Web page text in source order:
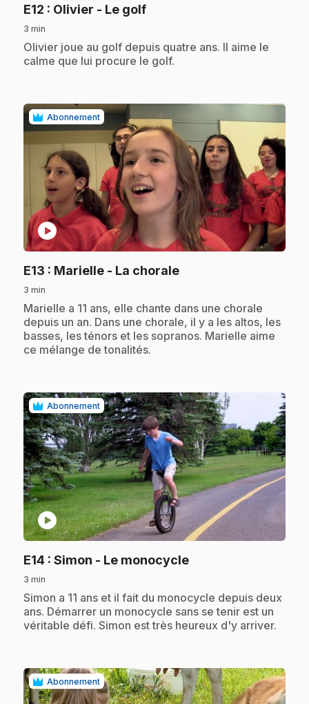
E12 : Olivier - Le golf.
3 min
.Olivier joue au golf depuis quatre ans. Il aime le
calme que lui procure le golf.
Abonnement
play_circle
E13 : Marielle - La chorale.
3 min
.Marielle a 11 ans, elle chante dans une chorale
depuis un an. Dans une chorale, il y a les altos, les
basses, les ténors et les sopranos. Marielle aime
ce mélange de tonalités.
Abonnement
play_circle
E14 : Simon - Le monocycle.
3 min
.Simon a 11 ans et il fait du monocycle depuis deux
ans. Démarrer un monocycle sans se tenir est un
véritable défi. Simon est très heureux d'y arriver.
Abonnement